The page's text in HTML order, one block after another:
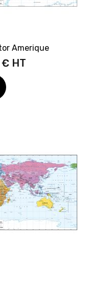
Amerique
€